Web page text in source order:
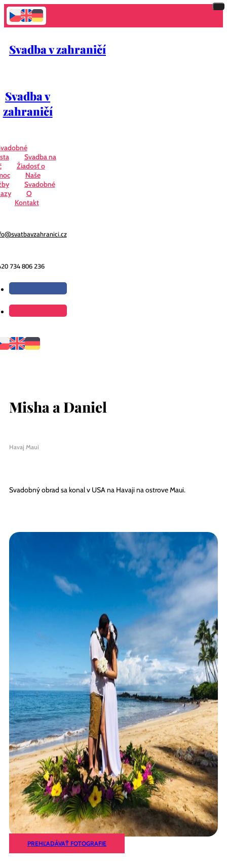
Svadba v zahraničí
Svadba v
zahraničí
Svadba na
Žiadosť o
Naše
Svadobné
O
Kontakt
734 806 236
Misha a Daniel
Havaj Maui
Svadobný obrad sa konal v USA na Havaji na ostrove Maui.
PREHĽADÁVAŤ FOTOGRAFIE